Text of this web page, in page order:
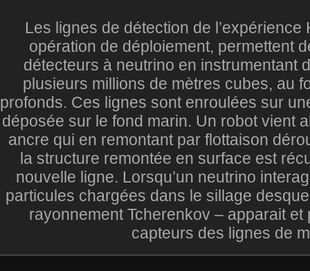
Les lignes de détection de l’expérience
opération de déploiement, permettent
détecteurs à neutrino en instrumentant
plusieurs millions de mètres cubes, au
profonds. Ces lignes sont enroulées sur
déposée sur le fond marin. Un robot vient
ancre qui en remontant par flottaison
la structure remontée en surface est
nouvelle ligne. Lorsqu’un neutrino
particules chargées dans le sillage
rayonnement Tcherenkov – apparait
capteurs des lignes de